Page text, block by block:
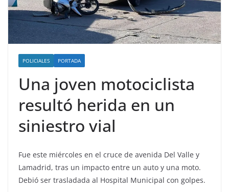
POLICIALES PORTADA
Una joven motociclista
resultó herida en un
siniestro vial
Fue este miércoles en el cruce de avenida Del Valle y
Lamadrid, tras un impacto entre un auto y una moto.
Debió ser trasladada al Hospital Municipal con golpes.